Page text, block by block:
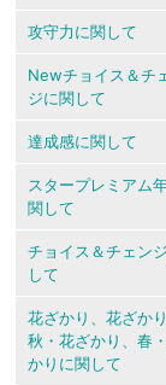
攻守力に関して
Newチョイス＆チ
ジに関して
達成感に関して
スタープレミアム
関して
チョイス＆チェン
して
花ざかり、花ざかり
秋・花ざかり、春
かりに関して